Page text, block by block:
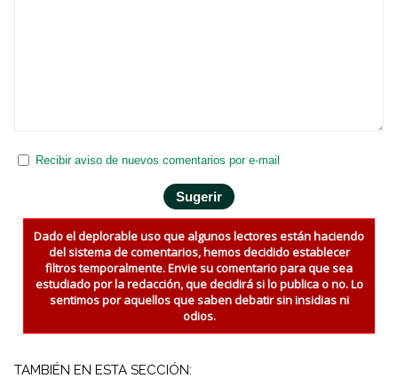
Recibir aviso de nuevos comentarios por e-mail
Dado el deplorable uso que algunos lectores están haciendo
del sistema de comentarios, hemos decidido establecer
filtros temporalmente. Envie su comentario para que sea
estudiado por la redacción, que decidirá si lo publica o no. Lo
sentimos por aquellos que saben debatir sin insidias ni
odios.
TAMBIÉN EN ESTA SECCIÓN: